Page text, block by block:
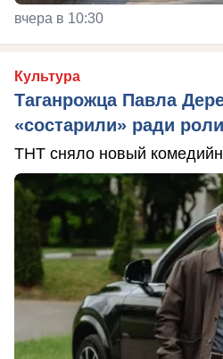
вчера в 10:30
Культура
Таганрожца Павла
«состарили» ради
ТНТ сняло новый